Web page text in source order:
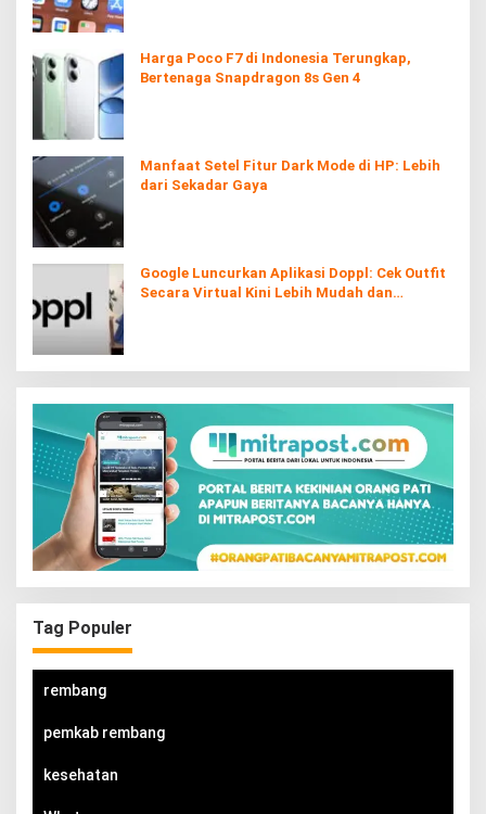
Harga Poco F7 di Indonesia Terungkap,
Bertenaga Snapdragon 8s Gen 4
Manfaat Setel Fitur Dark Mode di HP: Lebih
dari Sekadar Gaya
Google Luncurkan Aplikasi Doppl: Cek Outfit
Secara Virtual Kini Lebih Mudah dan
Tag Populer
rembang
pemkab rembang
kesehatan